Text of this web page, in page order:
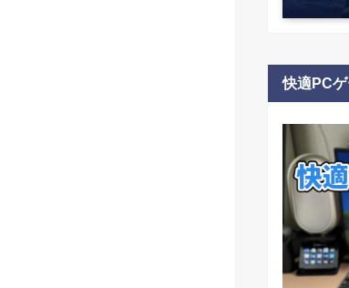
快適PCゲ